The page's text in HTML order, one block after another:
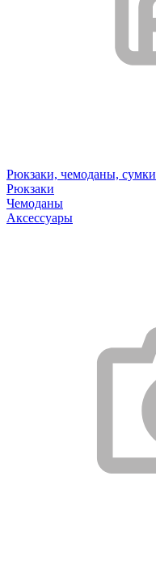
Рюкзаки, чемоданы, сумки
Рюкзаки
Чемоданы
Аксессуары